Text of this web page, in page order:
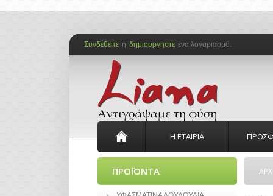
Συνδεθειτε ή δημιουργηστε ένα λογαριασμό.
Η ΕΤΑΙΡΙΑ
ΠΡΟΪΟΝΤΑ